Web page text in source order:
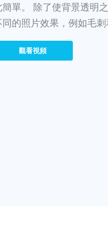
簡單。 除了使背景透明
的照片效果，例如毛刺
觀看視頻